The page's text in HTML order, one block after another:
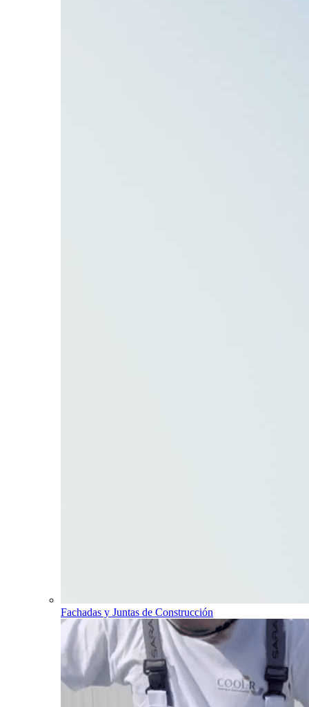
Fachadas y Juntas de Construcción